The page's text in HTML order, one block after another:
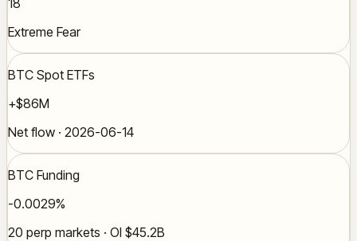
Extreme Fear
BTC Spot ETFs
+$86M
Net flow · 2026-06-14
BTC Funding
-0.0029%
20 perp markets · OI $45.2B